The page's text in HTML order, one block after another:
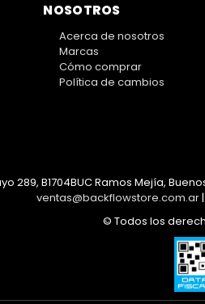
NOSOTROS
Acerca de nosotros
Marcas
Cómo comprar
Política de cambios
289, B1704BUC Ramos Mejía,
ventas@backflowstore.com.ar|
© Todos los